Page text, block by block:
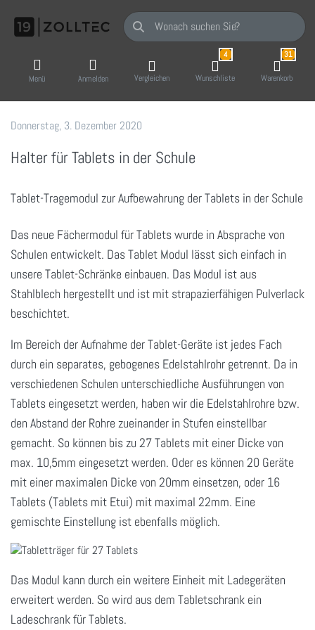
Geben Sie einen Suchbegriff ein. Während
Menü Anmelden Vergleichen
4
Wunschliste
31
Warenkorb
Donnerstag, 3. Dezember 2020
19 Zoll-Tec GmbH
Halter für Tablets in der Schule
Tablet-Tragemodul zur Aufbewahrung der Tablets in der Schule
Das neue Fächermodul für Tablets wurde in Absprache von
Schulen entwickelt. Das Tablet Modul lässt sich einfach in
unsere Tablet-Schränke einbauen. Das Modul ist aus
Stahlblech hergestellt und ist mit strapazierfähigen Pulverlack
beschichtet.
Im Bereich der Aufnahme der Tablet-Geräte ist jedes Fach
durch ein separates, gebogenes Edelstahlrohr getrennt. Da in
verschiedenen Schulen unterschiedliche Ausführungen von
Tablets eingesetzt werden, haben wir die Edelstahlrohre bzw.
den Abstand der Rohre zueinander in Stufen einstellbar
gemacht. So können bis zu 27 Tablets mit einer Dicke von
max. 10,5mm eingesetzt werden. Oder es können 20 Geräte
mit einer maximalen Dicke von 20mm einsetzen, oder 16
Tablets (Tablets mit Etui) mit maximal 22mm. Eine
gemischte Einstellung ist ebenfalls möglich.
Das Modul kann durch ein weitere Einheit mit Ladegeräten
erweitert werden. So wird aus dem Tabletschrank ein
Ladeschrank für Tablets.